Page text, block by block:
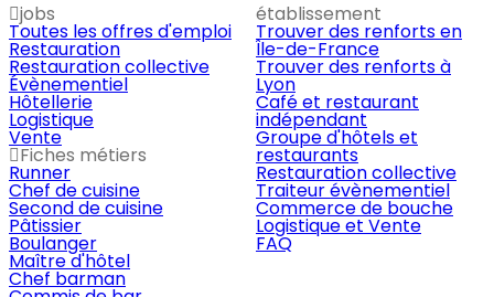
jobs
Toutes les offres d'emploi
Restauration
Restauration collective
Évènementiel
Hôtellerie
Logistique
Vente
Fiches métiers
Runner
Chef de cuisine
Second de cuisine
Pâtissier
Boulanger
Maître d'hôtel
Chef barman
établissement
Trouver des renforts en
Île-de-France
Trouver des renforts à
Lyon
Café et restaurant
indépendant
Groupe d'hôtels et
restaurants
Restauration collective
Traiteur évènementiel
Commerce de bouche
Logistique et Vente
FAQ